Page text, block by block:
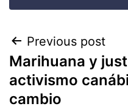
Previous post
Marihuana y
activismo
cambio